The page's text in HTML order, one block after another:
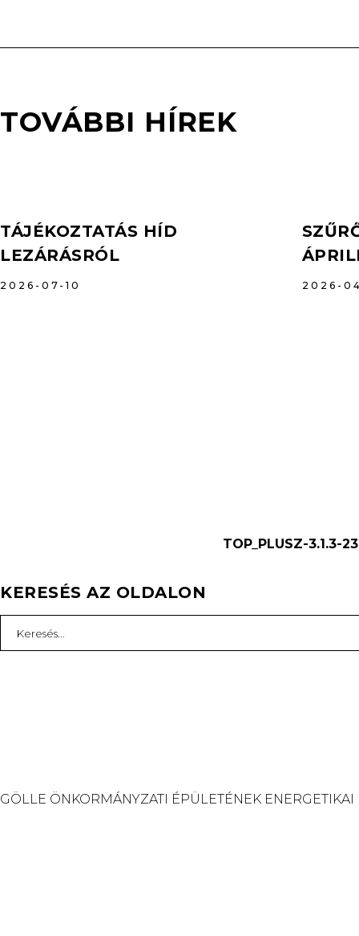
TOVÁBBI HÍREK
TÁJÉKOZTATÁS HÍD
LEZÁRÁSRÓL
2026-07-10 2026-
TOP_PLUSZ-
KERESÉS AZ OLDALON
for:
GÖLLE ÖNKORMÁNYZATI ÉPÜLETÉNEK ENERGETIKAI